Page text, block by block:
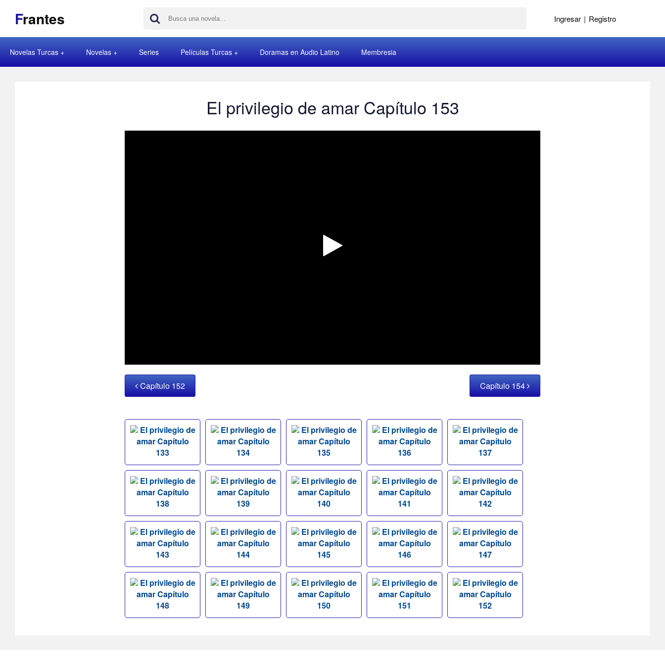
Frantes Ingresar | Registro
Novelas Turcas Novelas Series Películas Turcas Doramas en Audio Latino Membresia
El privilegio de amar Capítulo 153
Capítulo 152 Capítulo 154
El privilegio de
amar Capítulo
133
El privilegio de
amar Capítulo
134
El privilegio de
amar Capítulo
135
El privilegio de
amar Capítulo
136
El privilegio de
amar Capítulo
137
El privilegio de
amar Capítulo
138
El privilegio de
amar Capítulo
139
El privilegio de
amar Capítulo
140
El privilegio de
amar Capítulo
141
El privilegio de
amar Capítulo
142
El privilegio de
amar Capítulo
143
El privilegio de
amar Capítulo
144
El privilegio de
amar Capítulo
145
El privilegio de
amar Capítulo
146
El privilegio de
amar Capítulo
147
El privilegio de
amar Capítulo
148
El privilegio de
amar Capítulo
149
El privilegio de
amar Capítulo
150
El privilegio de
amar Capítulo
151
El privilegio de
amar Capítulo
152